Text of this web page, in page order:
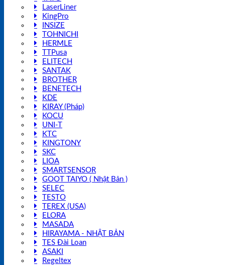
LaserLiner
KingPro
INSIZE
TOHNICHI
HERMLE
TTPusa
ELITECH
SANTAK
BROTHER
BENETECH
KDE
KIRAY (Pháp)
KOCU
UNI-T
KTC
KINGTONY
SKC
LIOA
SMARTSENSOR
GOOT TAIYO ( Nhật Bản )
SELEC
TESTO
TEREX (USA)
ELORA
MASADA
HIRAYAMA - NHẬT BẢN
TES Đài Loan
ASAKI
Regeltex